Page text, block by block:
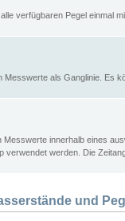
verfügbaren Pegel einmal
Messwerte als Ganglinie. Es
Messwerte innerhalb eines
verwendet werden. Die
und